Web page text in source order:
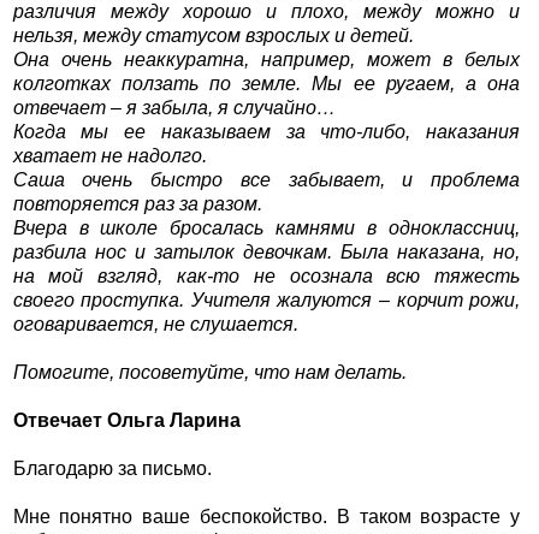
различия между хорошо и плохо, между можно и
нельзя, между статусом взрослых и детей.
Она очень неаккуратна, например, может в белых
колготках ползать по земле. Мы ее ругаем, а она
отвечает – я забыла, я случайно…
Когда мы ее наказываем за что-либо, наказания
хватает не надолго.
Саша очень быстро все забывает, и проблема
повторяется раз за разом.
Вчера в школе бросалась камнями в одноклассниц,
разбила нос и затылок девочкам. Была наказана, но,
на мой взгляд, как-то не осознала всю тяжесть
своего проступка. Учителя жалуются – корчит рожи,
оговаривается, не слушается.
Помогите, посоветуйте, что нам делать.
Отвечает Ольга Ларина
Благодарю за письмо.
Мне понятно ваше беспокойство. В таком возрасте у